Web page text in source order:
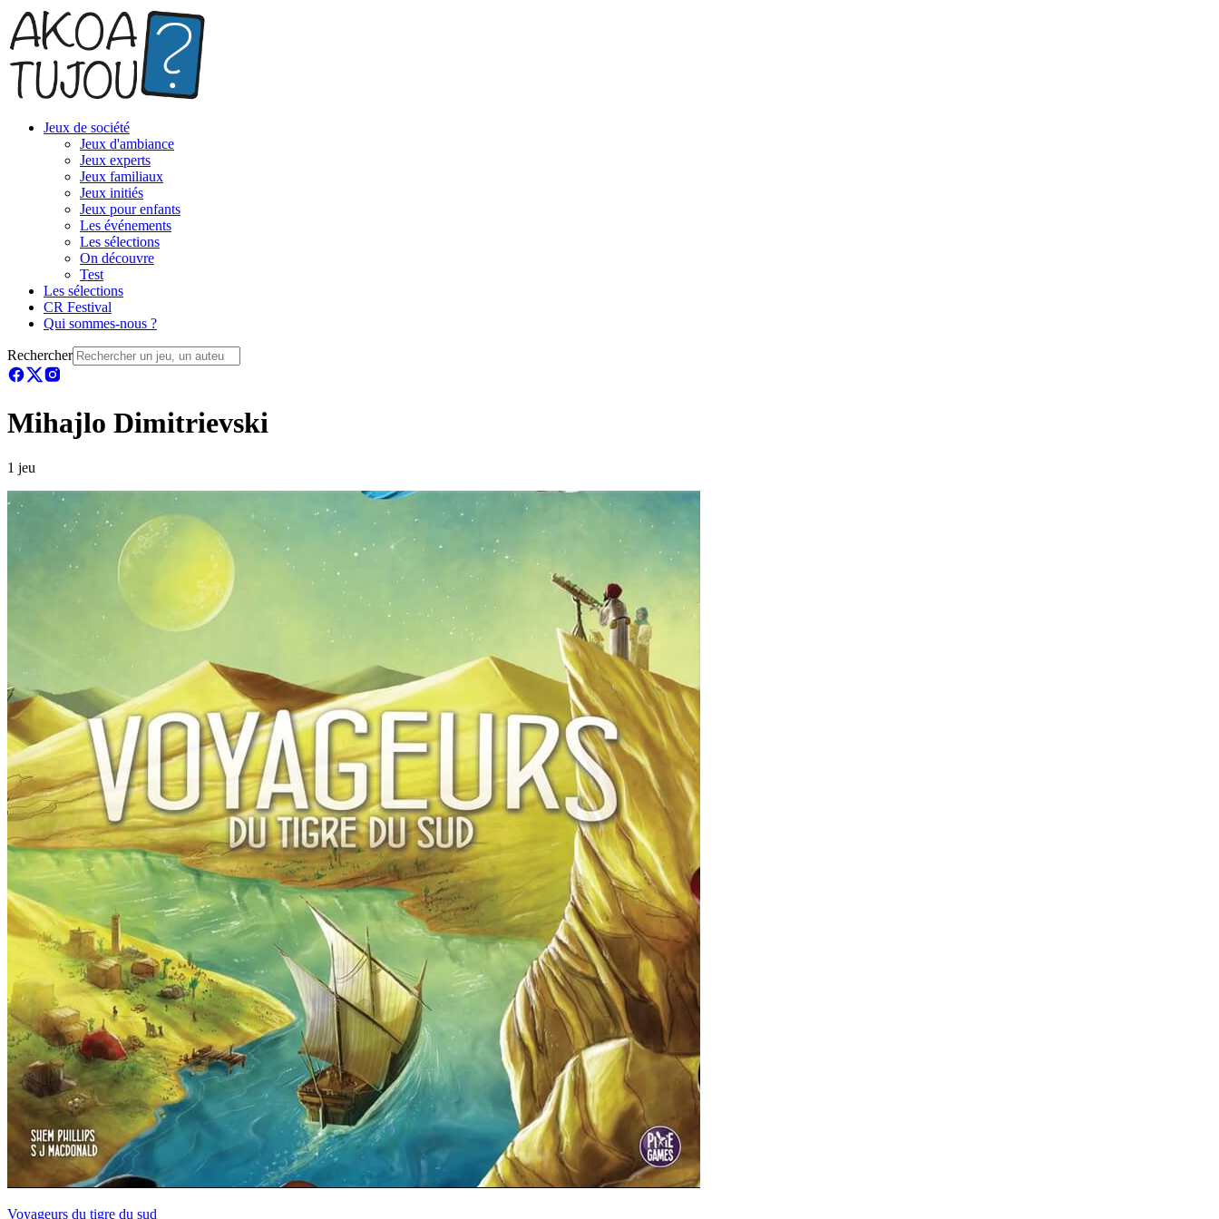
Jeux de société
Jeux d'ambiance
Jeux experts
Jeux familiaux
Jeux initiés
Jeux pour enfants
Les événements
Les sélections
On découvre
Test
Les sélections
CR Festival
Qui sommes-nous ?
Rechercher
Mihajlo Dimitrievski
1 jeu
Voyageurs du tigre du sud